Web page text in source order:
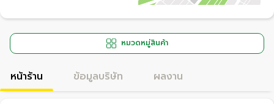
หมวดหมู่สินค้า
หน้าร้าน ข้อมูลบริษัท ผลงาน